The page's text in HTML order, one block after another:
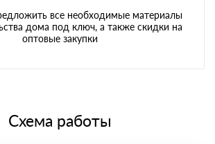
все необходимые материалы
дома под ключ, а также скидки на
оптовые закупки
Схема работы